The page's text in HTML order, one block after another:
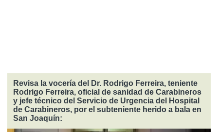
Revisa la vocería del Dr. Rodrigo Ferreira, teniente
Rodrigo Ferreira, oficial de sanidad de Carabineros
y jefe técnico del Servicio de Urgencia del Hospital
de Carabineros, por el subteniente herido a bala en
San Joaquín: